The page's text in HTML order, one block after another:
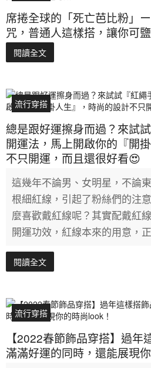
席捲全球的「死亡芭比粉」
咒，普通人這樣搭，讓你可鹽
閱讀全文
流行穿搭
總是跟好運擦身而過？來試
開運法，馬上開啟你的『開
不只開運，而且還很好看😍
這幾年不論男、女明星，不論
根細紅線，引起了粉絲們的注
麼喜歡戴紅線呢？其實配戴紅
開運功效，紅線本來的用意，
閱讀全文
流行穿搭
【2022春節飾品穿搭】過
滿滿好運的同時，還能展現